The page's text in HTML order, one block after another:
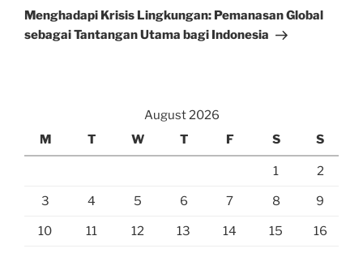
Post
Menghadapi Krisis Lingkungan: Pemanasan Global
sebagai Tantangan Utama bagi Indonesia
August 2026
M
T W T F S S
1 2
3 4 5 6 7 8 9
10 11 12 13 14 15 16